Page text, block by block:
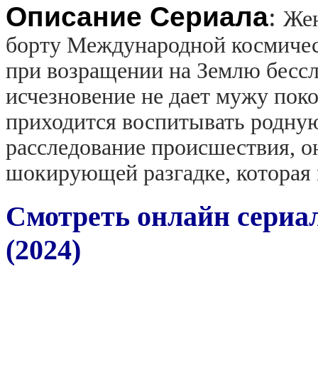
Описание Сериала:
борту Международной
при возращении на Землю
исчезновение не дает мужу
приходится воспитывать
расследование происшествия,
шокирующей разгадке,
Смотреть онлайн
(2024)